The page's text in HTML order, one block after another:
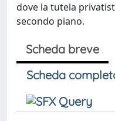
dove la tutela
secondo piano.
Scheda breve
Scheda